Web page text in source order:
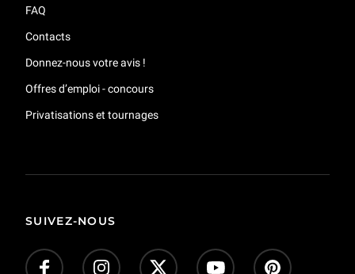
FAQ
Contacts
Donnez-nous votre avis !
Offres d’emploi - concours
Privatisations et tournages
SUIVEZ-NOUS